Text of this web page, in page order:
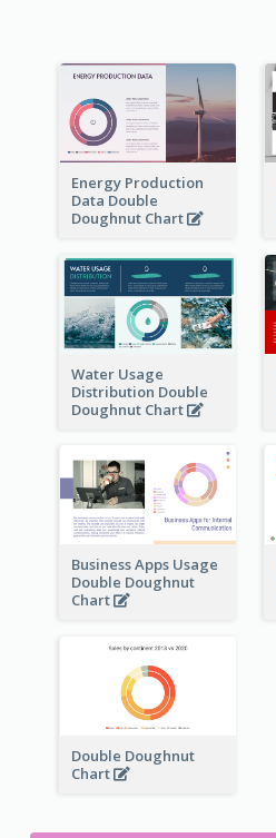
Energy Production
Data Double
Doughnut Chart
Water Usage
Distribution Double
Doughnut Chart
Business Apps Usage
Double Doughnut
Chart
Double Doughnut
Chart